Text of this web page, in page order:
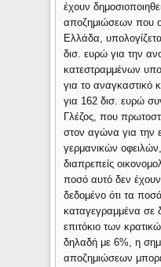
έχουν
αποζημιώσεων που
Ελλάδα,
δισ. ευρώ για την
κατεστραμμένων
για το αναγκαστικό
για 162 δισ. ευρώ
Γλέζος, που
στον αγώνα για την
γερμανικών
διαπρεπείς
ποσό αυτό δεν έχουν
δεδομένο ότι τα
καταγεγραμμένα σε
επιτόκιο των
δηλαδή με 6%, η
αποζημιώσεων